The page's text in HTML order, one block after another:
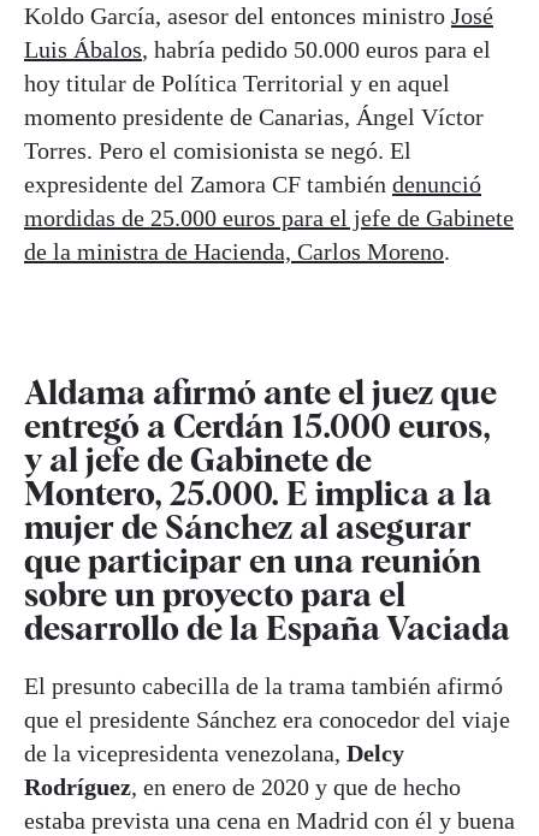
Koldo García, asesor del entonces ministro José
Luis Ábalos, habría pedido 50.000 euros para el
hoy titular de Política Territorial y en aquel
momento presidente de Canarias, Ángel Víctor
Torres. Pero el comisionista se negó. El
expresidente del Zamora CF también denunció
mordidas de 25.000 euros para el jefe de Gabinete
de la ministra de Hacienda, Carlos Moreno.
Aldama afirmó ante el juez que
entregó a Cerdán 15.000 euros,
y al jefe de Gabinete de
Montero, 25.000. E implica a la
mujer de Sánchez al asegurar
que participar en una reunión
sobre un proyecto para el
desarrollo de la España Vaciada
El presunto cabecilla de la trama también afirmó
que el presidente Sánchez era conocedor del viaje
de la vicepresidenta venezolana, Delcy
Rodríguez, en enero de 2020 y que de hecho
estaba prevista una cena en Madrid con él y buena